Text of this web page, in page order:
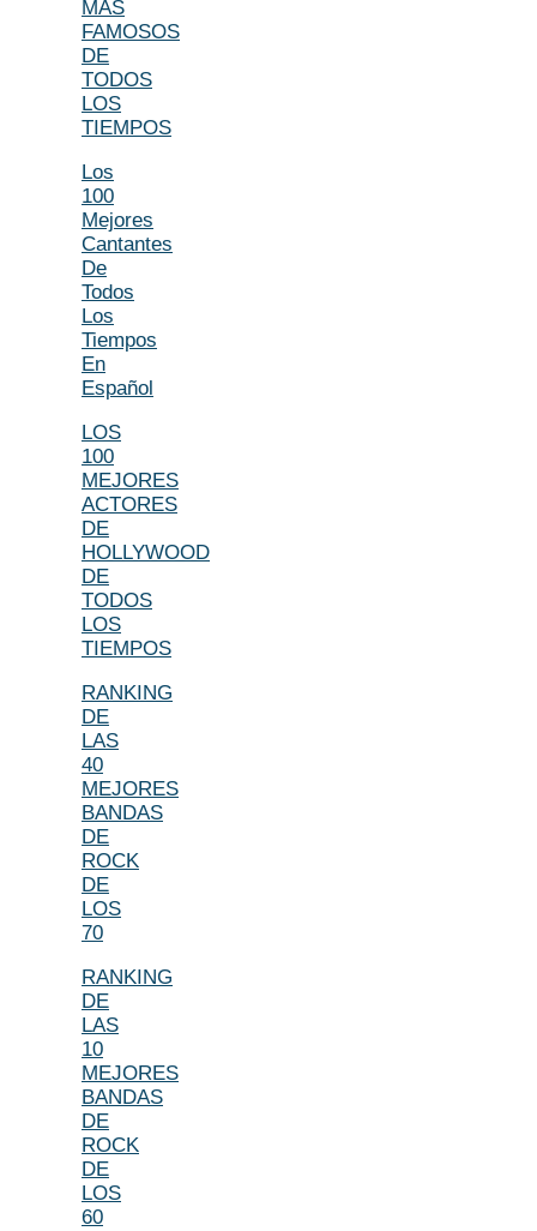
MÁS
FAMOSOS
DE
TODOS
LOS
TIEMPOS
Los
100
Mejores
Cantantes
De
Todos
Los
Tiempos
En
Español
LOS
100
MEJORES
ACTORES
DE
HOLLYWOOD
DE
TODOS
LOS
TIEMPOS
RANKING
DE
LAS
40
MEJORES
BANDAS
DE
ROCK
DE
LOS
70
RANKING
DE
LAS
10
MEJORES
BANDAS
DE
ROCK
DE
LOS
60